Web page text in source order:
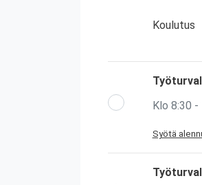
Koulutus
Klo 8:30 -
Syötä